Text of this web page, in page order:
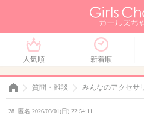
人気順 新着順
質問・雑談 みんなのアクセサ
28. 匿名 2026/03/01(日) 22:54:11